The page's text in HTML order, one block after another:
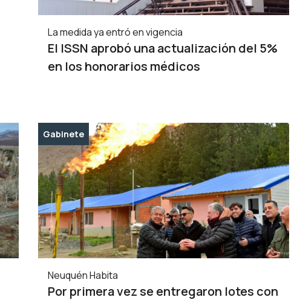
La medida ya entró en vigencia
El ISSN aprobó una actualización del 5%
en los honorarios médicos
Gabinete
Neuquén Habita
Por primera vez se entregaron lotes con